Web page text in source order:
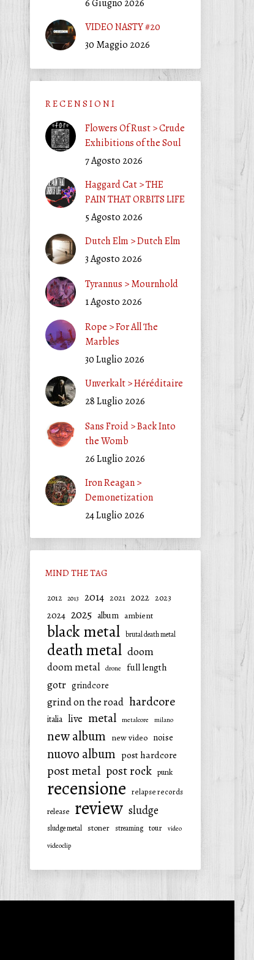
6 Giugno 2026
VIDEO NASTY #20
30 Maggio 2026
R E C E N S I O N I
Flowers Of Rust > Crude
Exhibitions of the Soul
7 Agosto 2026
Haggard Cat > THE
PAIN THAT ORBITS LIFE
5 Agosto 2026
Dutch Elm > Dutch Elm
3 Agosto 2026
Tyrannus > Mournhold
1 Agosto 2026
Rope > For All The
Marbles
30 Luglio 2026
Unverkalt > Héréditaire
28 Luglio 2026
Sans Froid > Back Into
the Womb
26 Luglio 2026
Iron Reagan >
Demonetization
24 Luglio 2026
MIND THE TAG
2012 2013 2014 2021 2022 2023
2024 2025 album ambient
black metal brutal death metal
death metal doom
doom metal drone full length
gotr grindcore
grind on the road hardcore
italia live metal metalcore milano
new album new video noise
nuovo album post hardcore
post metal post rock punk
recensione relapse records
release
review sludge
sludge metal stoner streaming tour
video
videoclip